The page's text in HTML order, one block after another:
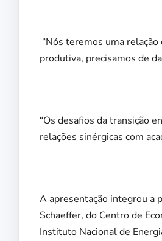
“Nós teremos uma
produtiva, precisamos de
“Os desafios da transição
relações sinérgicas com
A apresentação integrou a
Schaeffer, do Centro de
Instituto Nacional de